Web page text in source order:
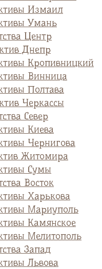
Измаил
Умань
Центр
Днепр
Кропивницкий
Винница
Полтава
Черкассы
Север
Киева
Чернигова
Житомира
Сумы
Восток
Харькова
Мариуполь
Камянское
Мелитополь
Запад
Львова